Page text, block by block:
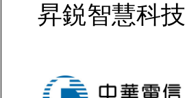
昇鋭智慧科技